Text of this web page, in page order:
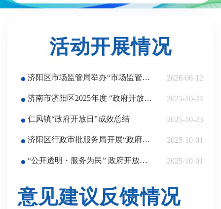
活动开展情况
济阳区市场监管局举办“市场监管行政执法开放日”活动 2026-06-12
济南市济阳区2025年度 “政府开放月”系列活动圆满结束 2025-10-24
仁风镇“政府开放日”成效总结 2025-10-23
济阳区行政审批服务局开展“政府开放月”活动 2025-10-01
“公开透明・服务为民” 政府开放月活动总结 2025-10-01
意见建议反馈情况